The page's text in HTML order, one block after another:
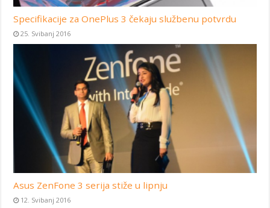
Specifikacije za OnePlus 3 čekaju službenu potvrdu
25. Svibanj 2016
Asus ZenFone 3 serija stiže u lipnju
12. Svibanj 2016